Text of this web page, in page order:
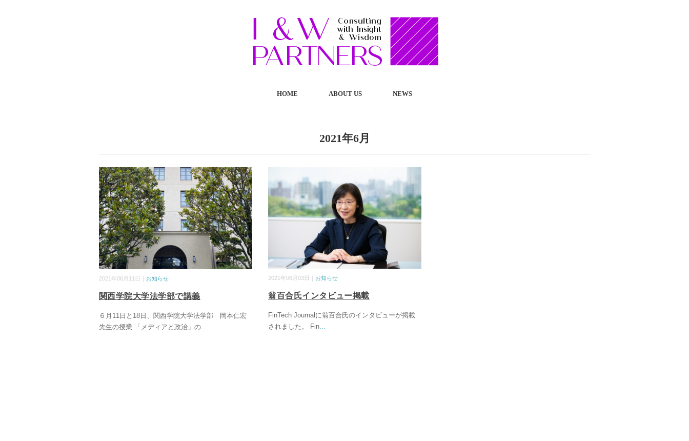
HOME ABOUT US NEWS
2021年6月
2021年06月11日｜ お知らせ
関西学院大学法学部で講義
６月11日と18日、関西学院大学法学部 岡本仁宏
先生の授業 「メディアと政治」の...
2021年06月03日｜ お知らせ
翁百合氏インタビュー掲載
FinTech Journalに翁百合氏のインタビューが掲載
されました。 Fin...